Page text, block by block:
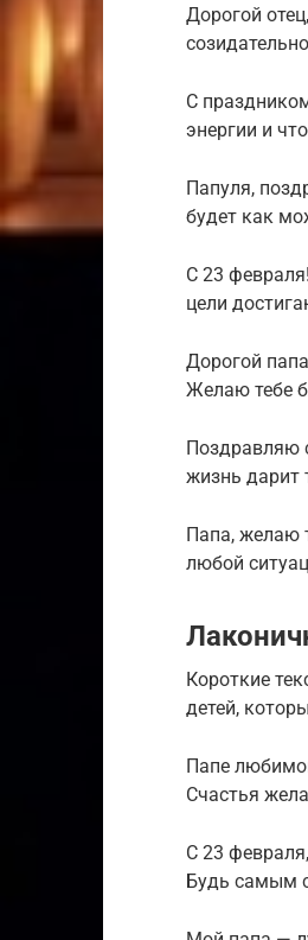
Дорогой
С
энергии и
Папуля,
будет как
С 23
цели
Дорогой
Желаю тебе
Поздравляю
жизнь дарит
Папа, желаю
любой
Короткие
детей,
Папе
Счастья
С 23
Будь самым